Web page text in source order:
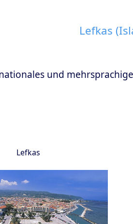
Lefkas
und
Lefkas